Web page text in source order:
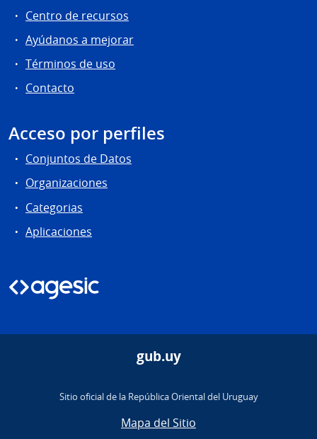
Centro de recursos
Ayúdanos a mejorar
Términos de uso
Contacto
Acceso por perfiles
Conjuntos de Datos
Organizaciones
Categorias
Aplicaciones
gub.uy
Sitio oficial de la República Oriental del Uruguay
Mapa del Sitio